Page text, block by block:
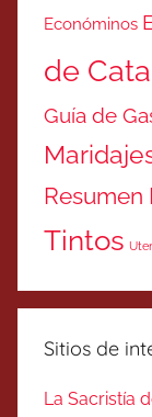
Económinos
de Cata
Guía de
Resumen
Tintos
Sitios de
La Sacristía